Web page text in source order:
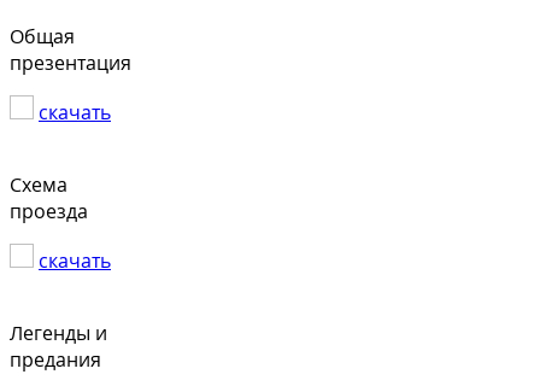
Общая
презентация
скачать
Схема
проезда
скачать
Легенды и
предания